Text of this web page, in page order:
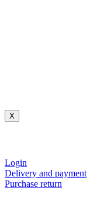
X
Login
Delivery and payment
Purchase return